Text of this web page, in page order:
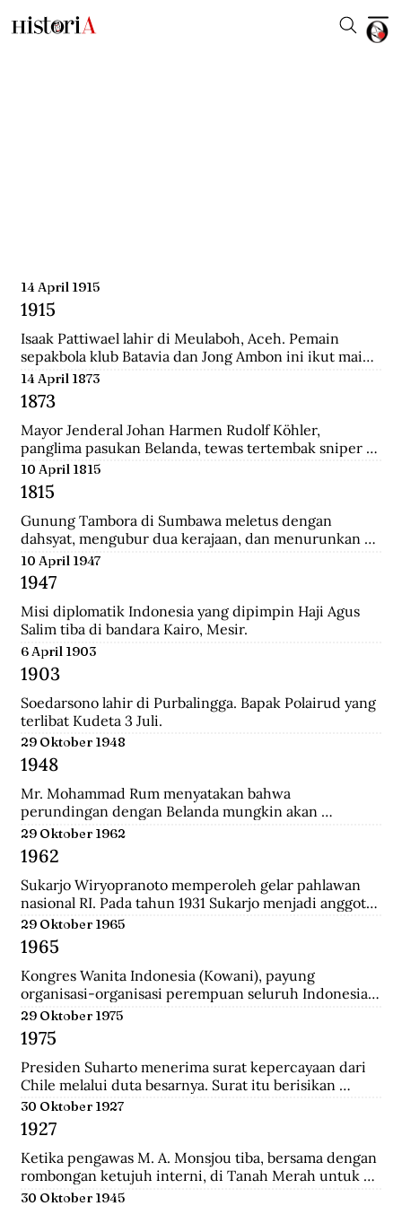
14 April 1915
1915
Isaak Pattiwael lahir di Meulaboh, Aceh. Pemain
sepakbola klub Batavia dan Jong Ambon ini ikut main
dalam Piala Dunia 1938 di Prancis.
14 April 1873
1873
Mayor Jenderal Johan Harmen Rudolf Köhler,
panglima pasukan Belanda, tewas tertembak sniper
Aceh di depan Masjid Raya Banda Aceh.
10 April 1815
1815
Gunung Tambora di Sumbawa meletus dengan
dahsyat, mengubur dua kerajaan, dan menurunkan
suhu global sehingga disebut tahun tanpa musim
panas.
10 April 1947
1947
Misi diplomatik Indonesia yang dipimpin Haji Agus
Salim tiba di bandara Kairo, Mesir.
6 April 1903
1903
Soedarsono lahir di Purbalingga. Bapak Polairud yang
terlibat Kudeta 3 Juli.
29 Oktober 1948
1948
Mr. Mohammad Rum menyatakan bahwa
perundingan dengan Belanda mungkin akan
dilanjutkan bulan depan, dan akan mendatangkan
kepastian.
29 Oktober 1962
1962
Sukarjo Wiryopranoto memperoleh gelar pahlawan
nasional RI. Pada tahun 1931 Sukarjo menjadi anggota
Volksraad bersama dr. Sutomo, ia mendirikan
Persatuan Bangsa Indonesia (PBI). Kemudia tahun
1936, pindah ke Partai Indonesia Raya (Parindra).
Seteleh kemerdekaan, Sukarjo pernah menduduki
jabatan Duta Besar Indonesia Republik Indonesia di
Vatikan, Duta Besar Luar Biasa di Italia.
29 Oktober 1965
1965
Kongres Wanita Indonesia (Kowani), payung
organisasi-organisasi perempuan seluruh Indonesia,
mengeluarkan Gerwani sebagai anggota.
29 Oktober 1975
1975
Presiden Suharto menerima surat kepercayaan dari
Chile melalui duta besarnya. Surat itu berisikan
adanya hubungan diplomatik antara Indonesia-CHile.
30 Oktober 1927
1927
Ketika pengawas M. A. Monsjou tiba, bersama dengan
rombongan ketujuh interni, di Tanah Merah untuk
menggantikan Kapten Becking sebagai penguasa
30 Oktober 1945